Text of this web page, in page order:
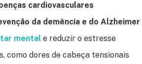
cardiovasculares
da demência e do Alzheimer
mental e reduzir o estresse
como dores de cabeça tensionais